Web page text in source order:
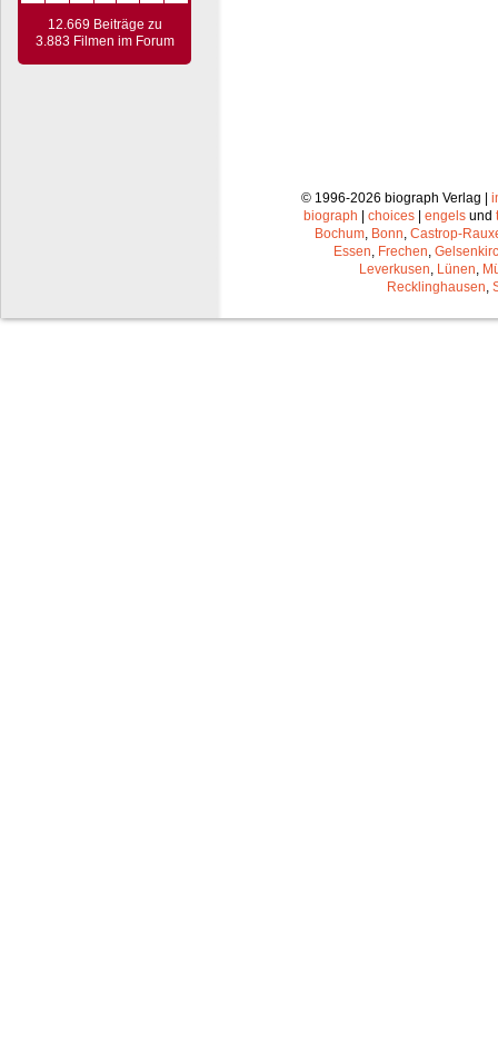
12.669 Beiträge zu
3.883 Filmen im Forum
© 1996-2026 biograph Verlag |
biograph
choices engels und
Bochum, Bonn, Castrop-
Essen, Frechen,
Leverkusen, Lünen,
Recklinghausen,